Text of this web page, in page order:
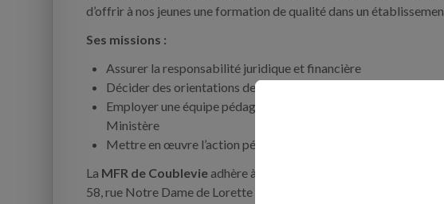
d’offrir à nos jeunes une formation de qualité dans un
Ses missions :
Assurer la responsabilité juridique et financière
Décider des orientations de la formation pour une adaptation
Employer une équipe pédagogique d’enseignants qualifiés
Ministère
Mettre en œuvre l’action pédagogique et éducative avec les
La MFR de Coublevie adhère à l’
58, rue Notre Dame de Lorette